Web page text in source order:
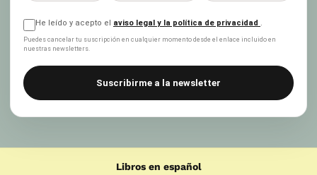
He leído y acepto el aviso legal y la política de privacidad .
Puedes cancelar tu suscripción en cualquier momento desde el enlace incluido en
nuestras newsletters.
Suscribirme a la newsletter
Libros en español